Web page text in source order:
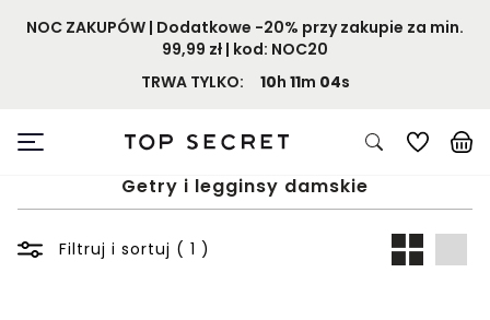
NOC ZAKUPÓW | Dodatkowe -20% przy zakupie za min.
99,99 zł | kod: NOC20
TRWA TYLKO:
10h 11m 04s
Getry i legginsy damskie
Filtruj i sortuj ( 1 )